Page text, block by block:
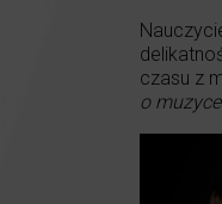
czasu z
o muzyce